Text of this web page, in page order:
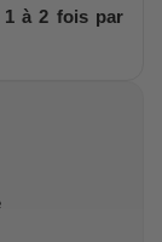
1 à 2 fois par